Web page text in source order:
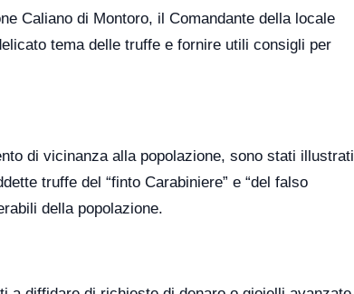
Caliano di Montoro, il Comandante della locale
tema delle truffe e fornire utili consigli per
di vicinanza alla popolazione, sono stati illustrati
truffe del “finto Carabiniere” e “del falso
della popolazione.